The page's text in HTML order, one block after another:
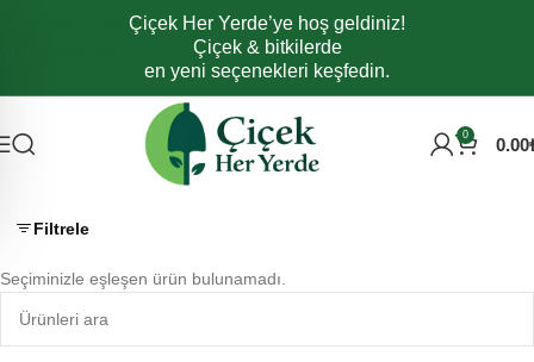
Navigasyona atlaÇiçek Her Yerde’ye hoş geldiniz!
Çiçek & bitkilerde
en yeni seçenekleri keşfedin.
0 0.00
Filtrele
Seçiminizle eşleşen ürün bulunamadı.